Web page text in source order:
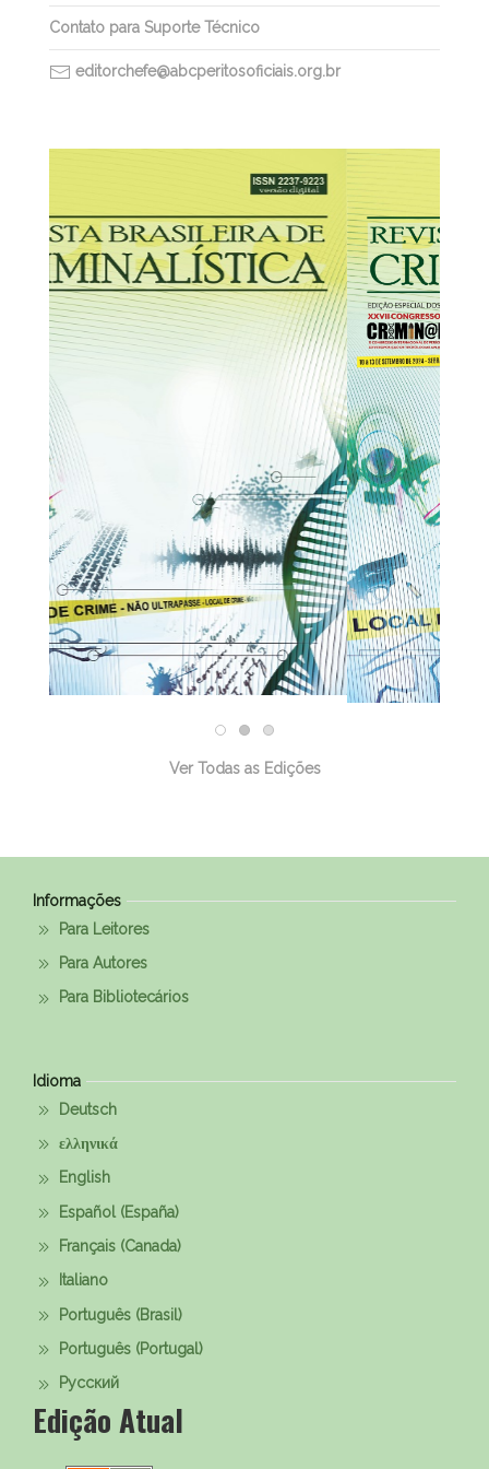
Contato para Suporte Técnico
editorchefe@abcperitosoficiais.org.br
Ver Todas as Edições
Informações
Para Leitores
Para Autores
Para Bibliotecários
Idioma
Deutsch
ελληνικά
English
Español (España)
Français (Canada)
Italiano
Português (Brasil)
Português (Portugal)
Русский
Edição Atual